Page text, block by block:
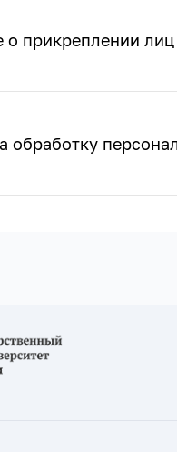
прикреплении лиц
обработку